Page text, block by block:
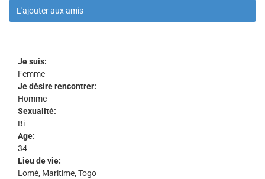
L'ajouter aux amis
Je suis:
Femme
Je désire rencontrer:
Homme
Sexualité:
Bi
Age:
34
Lieu de vie:
Lomé, Maritime, Togo